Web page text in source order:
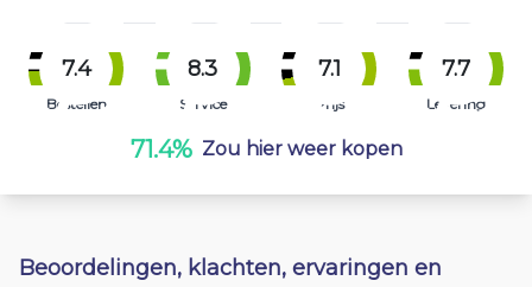
7.4
Bestellen
8.3
Service
7.1
Prijs
7.7
Levering
71.4% Zou hier weer kopen
Beoordelingen, klachten, ervaringen en